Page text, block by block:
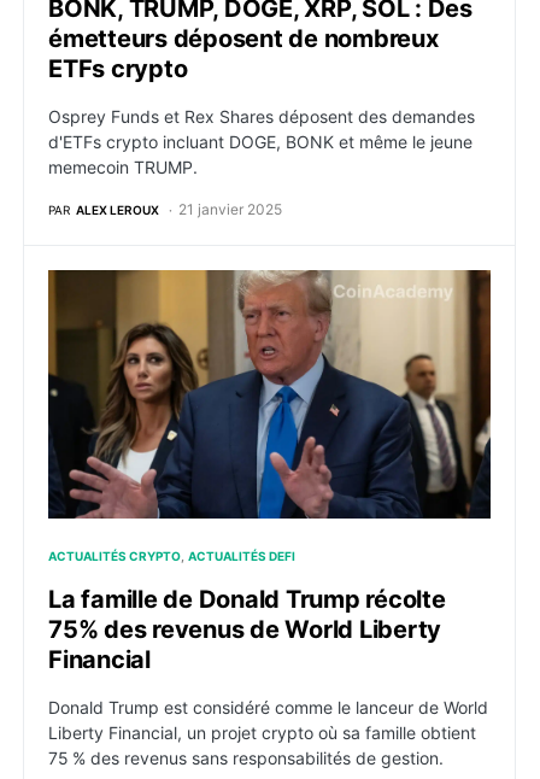
BONK, TRUMP, DOGE, XRP, SOL : Des
émetteurs déposent de nombreux
ETFs crypto
Osprey Funds et Rex Shares déposent des demandes
d'ETFs crypto incluant DOGE, BONK et même le jeune
memecoin TRUMP.
PAR ALEX LEROUX 21 janvier 2025
La famille de Donald Trump récolte 75% des
ACTUALITÉS CRYPTO ACTUALITÉS DEFI
La famille de Donald Trump récolte
75% des revenus de World Liberty
Financial
Donald Trump est considéré comme le lanceur de World
Liberty Financial, un projet crypto où sa famille obtient
75 % des revenus sans responsabilités de gestion.